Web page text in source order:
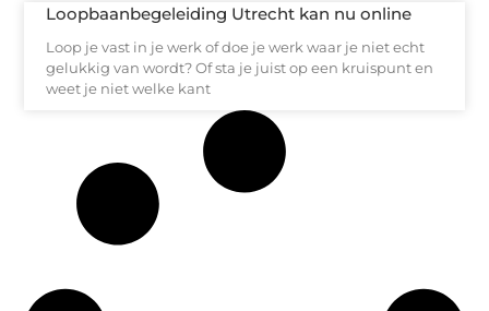
Loopbaanbegeleiding Utrecht kan nu online
Loop je vast in je werk of doe je werk waar je niet echt
gelukkig van wordt? Of sta je juist op een kruispunt en
weet je niet welke kant